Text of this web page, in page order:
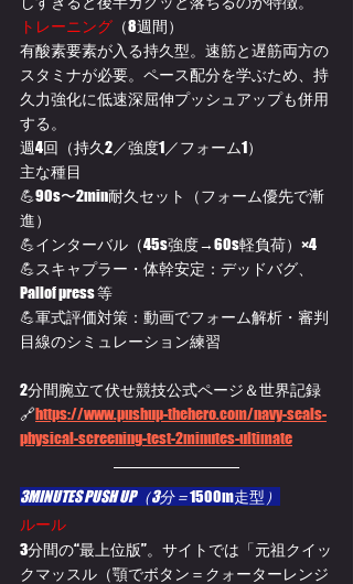
トレーニング （8週間）
有酸素要素が入る持久型。速筋と遅筋両方の
スタミナが必要。ペース配分を学ぶため、持
久力強化に低速深屈伸プッシュアップも併用
する。
週4回（持久2／強度1／フォーム1）
主な種目
💪90s〜2min耐久セット（フォーム優先で漸
進）
💪インターバル（45s強度→60s軽負荷）×4
💪スキャプラー・体幹安定：デッドバグ、
Pallof press 等
💪軍式評価対策：動画でフォーム解析・審判
目線のシミュレーション練習
2分間腕立て伏せ競技公式ページ＆世界記録
🔗https://www.pushup-thehero.com/navy-seals-
physical-screening-test-2minutes-ultimate
3MINUTES PUSH UP（3分＝1500m走型 ）
ルール
3分間の“最上位版”。サイトでは「元祖クイッ
クマッスル（顎でボタン＝クォーターレンジ